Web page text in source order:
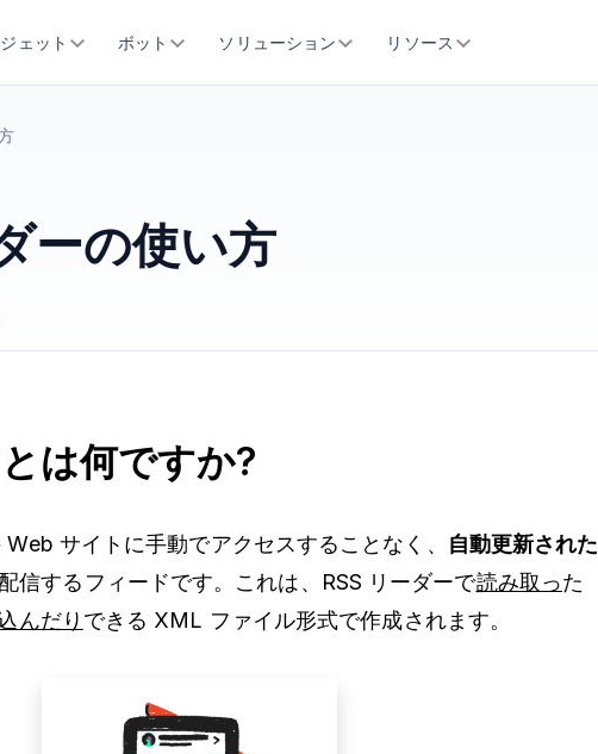
ェット ボット ソリューション リソース
ーの使い方
は何ですか?
サイトに手動でアクセスすることなく、
自動更新された
信するフィードです。これは、RSS リーダーで読み取った
んだり できる XML ファイル形式で作成されます。